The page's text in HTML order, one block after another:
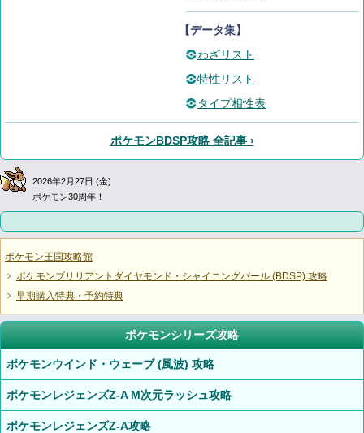
【データ集】
わざリスト
特性リスト
タイプ相性表
ポケモンBDSP攻略 全記事 ›
2026年2月27日 (金)
ポケモン30周年！
ポケモン王国攻略館
ポケモンブリリアントダイヤモンド・シャイニングパール (BDSP) 攻略
早期購入特典・予約特典
ポケモンシリーズ攻略
ポケモンウインド・ウェーブ (風波) 攻略
ポケモンレジェンズZ-A M次元ラッシュ攻略
ポケモンレジェンズZ-A攻略